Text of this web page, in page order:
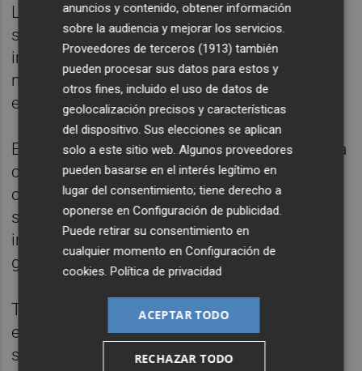
La ATP continúa explorando opciones para
sumar eventos adicionales al calendario,
incluyendo oportunidades para emitir un
número limitado de licencias de un año para
el resto de la temporada 2020.
El calendario provisional permanece sujeto a
cambios y se realizarán evaluaciones
continuas relacionadas con la salud y la
seguridad, las políticas de viajes
internacionales y la aprobación
gubernamental de los eventos deportivos.
Todos los torneos se llevarán a cabo bajo
estrictas pautas relacionadas con la salud y
seguridad, el distanciamiento social, y un
anuncios y contenido, obtener información
sobre la audiencia y mejorar los servicios.
Proveedores de terceros (1913) también
pueden procesar sus datos para estos y
otros fines, incluido el uso de datos de
geolocalización precisos y características
del dispositivo. Sus elecciones se aplican
solo a este sitio web. Algunos proveedores
pueden basarse en el interés legítimo en
lugar del consentimiento; tiene derecho a
oponerse enConfiguración de publicidad.
Puede retirar su consentimiento en
cualquier momento enConfiguración de
cookies.Política de privacidad
ACEPTAR TODO
RECHAZAR TODO